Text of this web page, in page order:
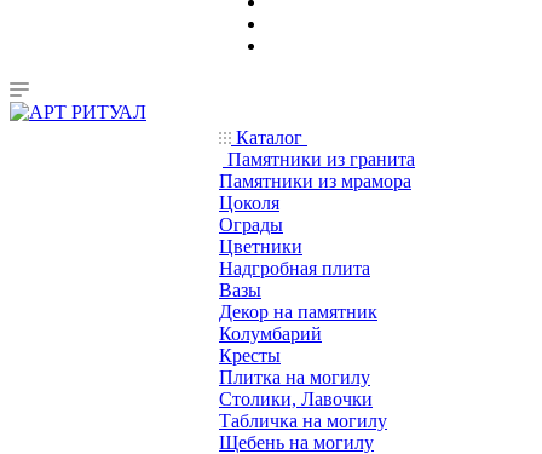
Каталог
Памятники из гранита
Памятники из мрамора
Цоколя
Ограды
Цветники
Надгробная плита
Вазы
Декор на памятник
Колумбарий
Кресты
Плитка на могилу
Столики, Лавочки
Табличка на могилу
Щебень на могилу